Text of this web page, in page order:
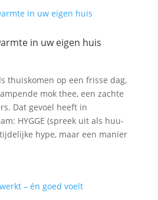
in uw eigen huis
thuiskomen op een frisse dag,
mok thee, een zachte
Dat gevoel heeft in
HYGGE (spreek uit als huu-
hype, maar een manier